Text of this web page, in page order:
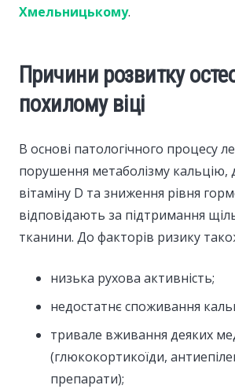
Хмельницькому.
Причини розвитку
похилому віці
В основі патологічного процесу
порушення метаболізму кальцію,
вітаміну D та зниження рівня
відповідають за підтримання
тканини. До факторів ризику
низька рухова активність;
недостатнє споживання
тривале вживання деяких
(глюкокортикоїди,
препарати);